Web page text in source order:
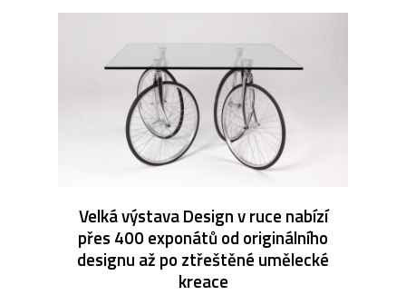
Velká výstava Design v ruce nabízí
přes 400 exponátů od originálního
designu až po ztřeštěné umělecké
kreace